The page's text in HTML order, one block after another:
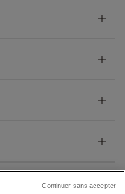
Continuer sans accepter